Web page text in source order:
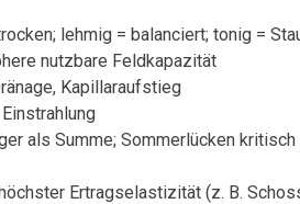
lehmig = balanciert; tonig =
nutzbare Feldkapazität
Kapillaraufstieg
als Summe; Sommerlücken kritisch
Ertragselastizität (z. B.